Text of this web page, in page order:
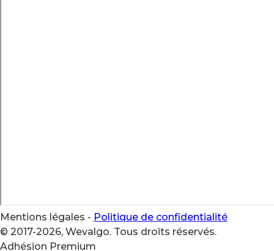
Mentions légales - Politique de confidentialité
© 2017-2026, Wevalgo. Tous droits réservés.
Adhésion Premium